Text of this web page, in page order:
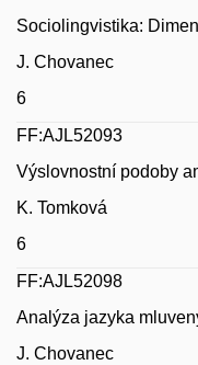
Sociolingvistika:
J. Chovanec
6
FF:AJL52093
Výslovnostní podoby
K. Tomková
6
FF:AJL52098
Analýza jazyka
J. Chovanec